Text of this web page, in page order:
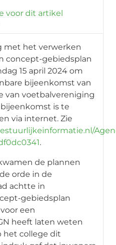
voor dit artikel
met het verwerken
concept-gebiedsplan
15 april 2024 om
bijeenkomst van
van voetbalvereniging
is te
via internet. Zie
.
de plannen
orde in de
achtte in
gebiedsplan
een
heeft laten weten
het college dit